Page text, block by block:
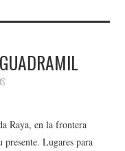
Raya, en la frontera
Lugares para